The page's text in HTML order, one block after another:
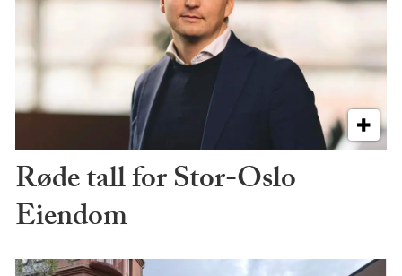
Røde tall for Stor-Oslo
Eiendom